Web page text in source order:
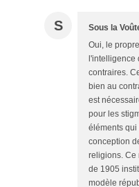
S Sous la
Oui, le
l'intelligence
contraires.
bien au
est
pour les
éléments qui
conception
religions. Ce
de 1905
modèle